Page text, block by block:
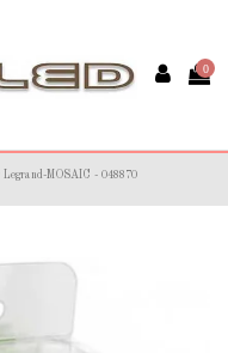
0
Legrand-MOSAIC - 048870